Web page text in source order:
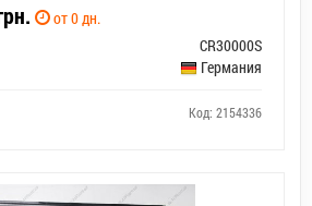
от 0 дн.
CR30000S
Германия
Код: 2154336